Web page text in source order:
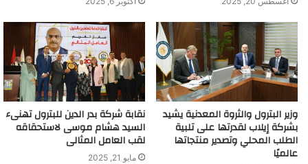
وزير البترول والثروة المعدنية يشيد
بشركة إيلاب لقدرتها على تلبية
الطلب المحلي وتصدير منتجاتها
عالميًا
نقابة شركة بدر الدين للبترول تهنىء
السيد هشام موسى لاستحقاقه
لقب العامل المثالى
مايو 21, 2025